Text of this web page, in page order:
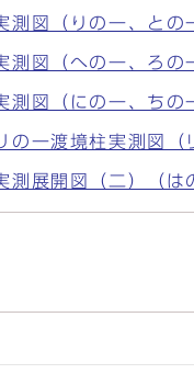
測図（りの一、との
測図（への一、ろの
測図（にの一、ちの
の一渡境柱実測図（
測展開図（二）（は